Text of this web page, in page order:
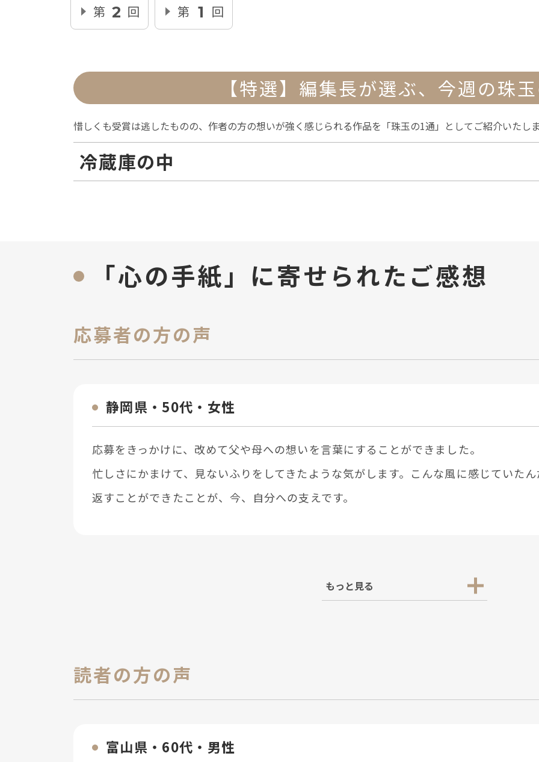
第 2 回 第 1 回
【特選】編集長が選ぶ、 今週の珠
惜しくも受賞は逃したものの、作者の方の想いが強く感じられる作品を「珠玉の1通」としてご紹介いたしま
冷蔵庫の中
「心の手紙」に寄せられたご感想
応募者の方の声
静岡県・50代・⼥性
応募をきっかけに、改めて⽗や⺟への想いを⾔葉にすることができました。
忙しさにかまけて、⾒ないふりをしてきたような気がします。こんな⾵に感じていた
返すことができたことが、今、⾃分への⽀えです。
もっと見る
読者の方の声
富⼭県・60代・男性